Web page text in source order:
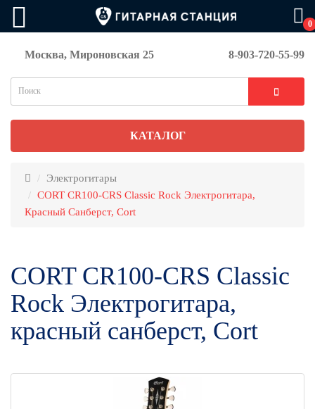
0
Москва, Мироновская 25 8-903-720-55-99
КАТАЛОГ
Электрогитары
CORT CR100-CRS Classic Rock Электрогитара,
Красный Санберст, Cort
CORT CR100-CRS Classic
Rock Электрогитара,
красный санберст, Cort